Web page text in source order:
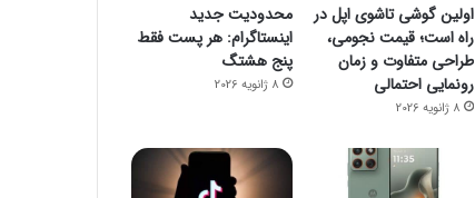
جیمز وب از توده اسرار آمیز تصویربرداری کرد چگونه یک گوشی هوشمند می‌تواند خطر مرگ شما را پیش بینی کند؟
اولین گوشی تاشوی اپل در
راه است؛ قیمت نجومی،
طراحی متفاوت و زمان
رونمایی احتمالی
8 ژانویه 2026
محدودیت جدید
اینستاگرام: هر پست فقط
پنج هشتگ
8 ژانویه 2026